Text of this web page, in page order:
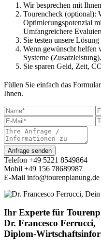
Wir besprechen mit
Tourencheck (optional):
Optimierungspotenzial
Umfangreichere
Sie testen unsere
Wenn gewünscht helfen
Systeme (Zusatzleistung).
Sie sparen Geld, Zeit,
Füllen Sie einfach das
Ihnen.
Anfrage senden
Telefon +49 5221 8549864
Mobil +49 156 78689987
E-Mail info@tourenplanung.de
Ihr Experte für
Dr. Francesco Ferrucci,
Diplom-